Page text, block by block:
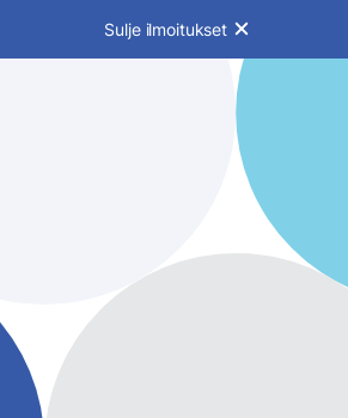
Sulje ilmoitukset